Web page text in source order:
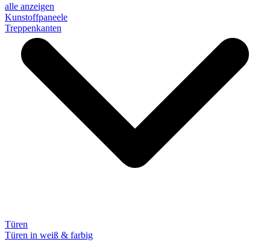
alle anzeigen
Kunstoffpaneele
Treppenkanten
Türen
Türen in weiß & farbig